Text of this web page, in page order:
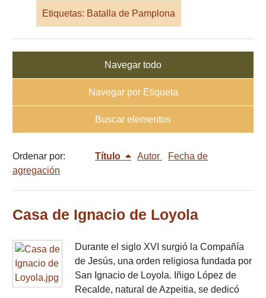
Etiquetas: Batalla de Pamplona
Navegar todo
Navegar por Etiqueta
Buscar elementos
Ordenar por: Título Autor
Fecha de
agregación
Casa de Ignacio de Loyola
Durante el siglo XVI surgió la Compañía
de Jesús, una orden religiosa fundada por
San Ignacio de Loyola. Iñigo López de
Recalde, natural de Azpeitia, se dedicó